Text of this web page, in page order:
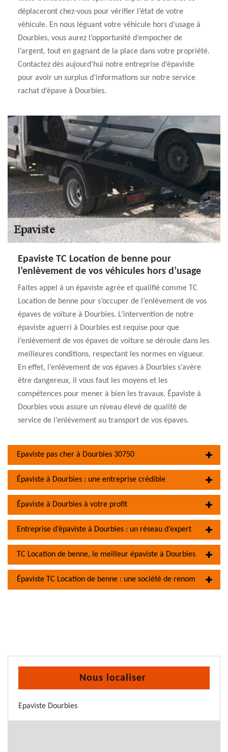
déplaceront chez-vous pour vérifier l’état de votre
véhicule. En nous léguant votre véhicule hors d’usage à
Dourbies, vous aurez l’opportunité d’empocher de
l’argent, tout en gagnant de la place dans votre propriété.
Contactez dès aujourd’hui notre entreprise d’épaviste
pour avoir un surplus d’informations sur notre service
rachat d’épave à Dourbies.
Epaviste TC Location de benne pour
l’enlèvement de vos véhicules hors d’usage
Faites appel à un épaviste agrée et qualifié comme TC
Location de benne pour s’occuper de l’enlèvement de vos
épaves de voiture à Dourbies. L’intervention de notre
épaviste aguerri à Dourbies est requise pour que
l’enlèvement de vos épaves de voiture se déroule dans les
meilleures conditions, respectant les normes en vigueur.
En effet, l’enlèvement de vos épaves à Dourbies s’avère
être dangereux, il vous faut les moyens et les
compétences pour mener à bien les travaux. Épaviste à
Dourbies vous assure un niveau élevé de qualité de
service de l’enlèvement au transport de vos épaves.
Epaviste pas cher à Dourbies 30750
Épaviste à Dourbies : une entreprise crédible
Épaviste à Dourbies à votre profit
Entreprise d’épaviste à Dourbies : un réseau d’expert
TC Location de benne, le meilleur épaviste à Dourbies
Épaviste TC Location de benne : une société de renom
Nous localiser
Epaviste Dourbies